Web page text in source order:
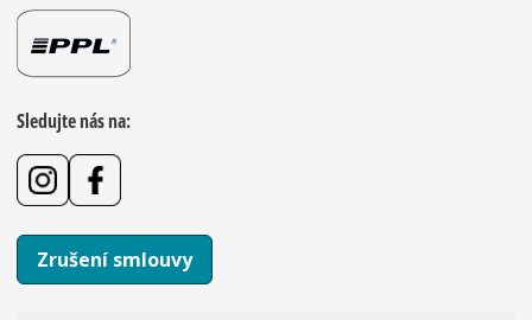
Sledujte nás na:
Zrušení smlouvy